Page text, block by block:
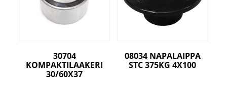
30704
KOMPAKTILAAKERI
30/60X37
08034 NAPALAIPPA
STC 375KG 4X100